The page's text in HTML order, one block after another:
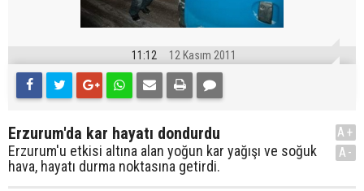
11:12 12 Kasım 2011
Erzurum'da kar hayatı dondurdu
Erzurum'u etkisi altına alan yoğun kar yağışı ve soğuk
hava, hayatı durma noktasına getirdi.
A+
A-